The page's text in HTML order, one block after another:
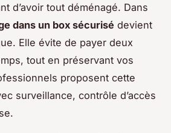
d’avoir tout déménagé. Dans
dans un box sécurisé devient
Elle évite de payer deux
tout en préservant vos
proposent cette
surveillance, contrôle d’accès